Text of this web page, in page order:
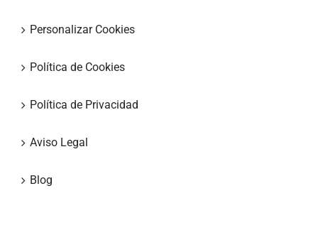
Personalizar Cookies
Política de Cookies
Política de Privacidad
Aviso Legal
Blog